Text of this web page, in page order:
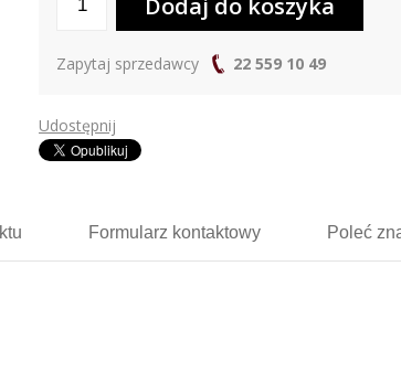
Zapytaj sprzedawcy 22 559 10 49
Udostępnij
Formularz kontaktowy Poleć